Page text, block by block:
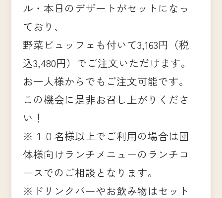
ル・本日のデザートがセットになっ
ており、
野菜ビュッフェも付いて3,163円（税
込3,480円）でご注文いただけます。
お一人様からでもご注文可能です。
この機会に是非お召し上がりくださ
い！
※１０名様以上でご利用の場合は団
体様向けランチメニューのランチコ
ースでのご相談となります。
※ドリンクバーやお飲み物はセット